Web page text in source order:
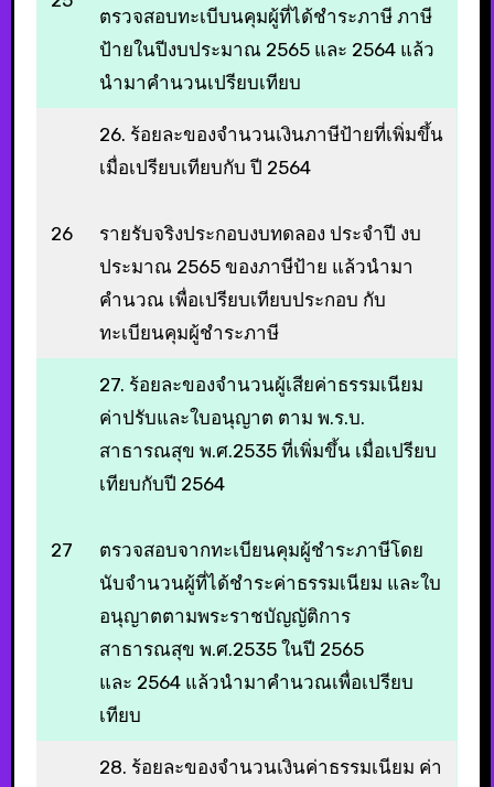
ตรวจสอบทะเบีบนคุมผู้ที่ได้ชำระภาษี ภาษี
ป้ายในปีงบประมาณ 2565 และ 2564 แล้ว
นำมาคำนวนเปรียบเทียบ
26
26. ร้อยละของจำนวนเงินภาษีป้ายที่เพิ่มขึ้น
เมื่อเปรียบเทียบกับ ปี 2564
รายรับจริงประกอบงบทดลอง ประจำปี งบ
ประมาณ 2565 ของภาษีป้าย แล้วนำมา
คำนวณ เพื่อเปรียบเทียบประกอบ กับ
ทะเบียนคุมผู้ชำระภาษี
27
27. ร้อยละของจำนวนผู้เสียค่าธรรมเนียม
ค่าปรับและใบอนุญาต ตาม พ.ร.บ.
สาธารณสุข พ.ศ.2535 ที่เพิ่มขึ้น เมื่อเปรียบ
เทียบกับปี 2564
ตรวจสอบจากทะเบียนคุมผู้ชำระภาษีโดย
นับจำนวนผู้ที่ได้ชำระค่าธรรมเนียม และใบ
อนุญาตตามพระราชบัญญัติการ
สาธารณสุข พ.ศ.2535 ในปี 2565
และ 2564 แล้วนำมาคำนวณเพื่อเปรียบ
เทียบ
28. ร้อยละของจำนวนเงินค่าธรรมเนียม ค่า